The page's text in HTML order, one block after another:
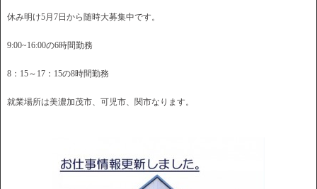
休み明け5月7日から随時大募集中です。
9:00~16:00の6時間勤務
8：15～17：15の8時間勤務
就業場所は美濃加茂市、可児市、関市なります。